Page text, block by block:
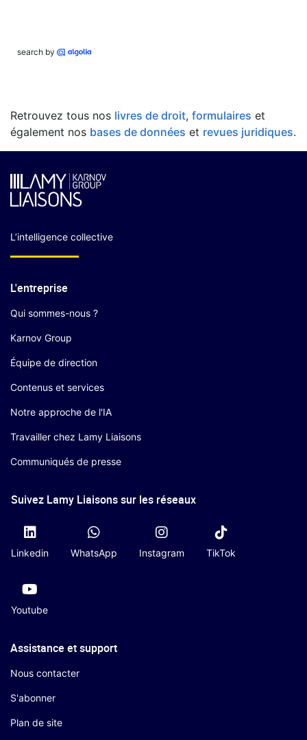
search by
Retrouvez tous nos livres de droit, formulaires et
également nos bases de données et revues juridiques.
L’intelligence collective
L'entreprise
Qui sommes-nous ?
Karnov Group
Équipe de direction
Contenus et services
Notre approche de l'IA
Travailler chez Lamy Liaisons
Communiqués de presse
Suivez Lamy Liaisons sur les réseaux
Linkedin WhatsApp Instagram TikTok
Youtube
Assistance et support
Nous contacter
S'abonner
Plan de site